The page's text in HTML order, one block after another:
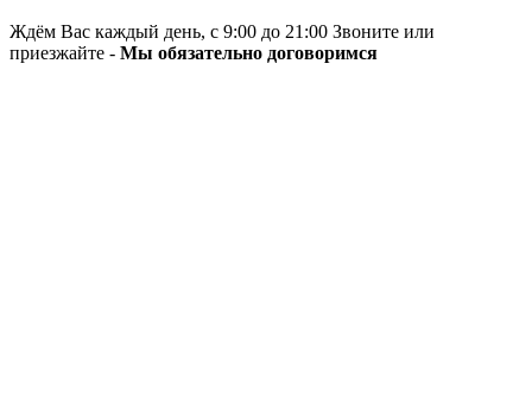
Ждём Вас каждый день, с 9:00 до 21:00 Звоните или
приезжайте - Мы обязательно договоримся